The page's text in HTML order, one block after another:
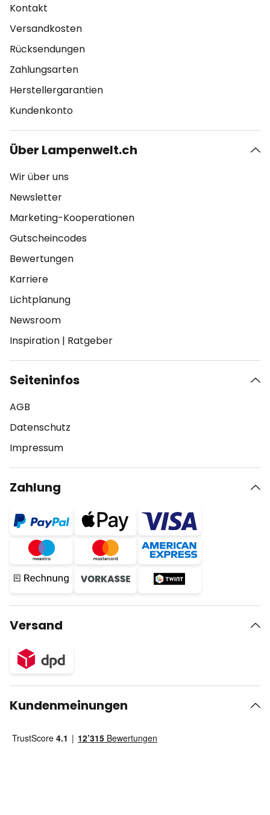
Kontakt
Versandkosten
Rücksendungen
Zahlungsarten
Herstellergarantien
Kundenkonto
Über Lampenwelt.ch
Wir über uns
Newsletter
Marketing-Kooperationen
Gutscheincodes
Bewertungen
Karriere
Lichtplanung
Newsroom
Inspiration | Ratgeber
Seiteninfos
AGB
Datenschutz
Impressum
Zahlung
Versand
Kundenmeinungen